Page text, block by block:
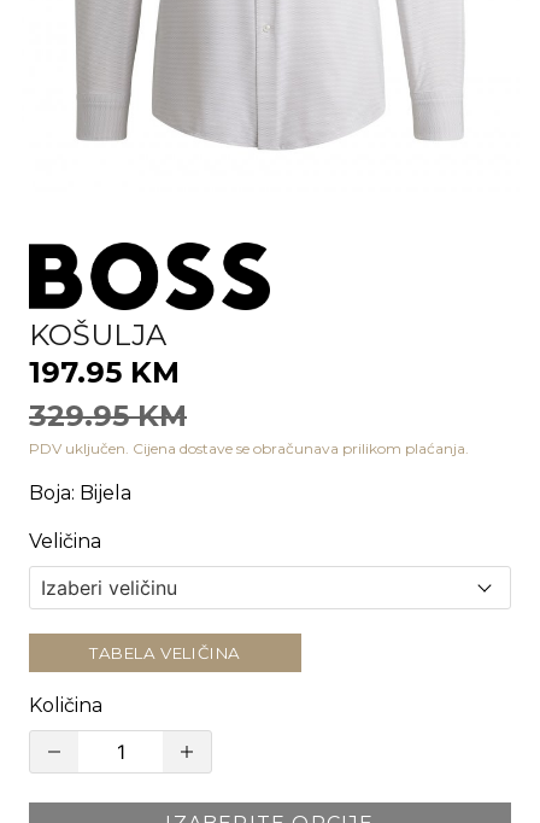
KOŠULJA
197.95 KM
329.95 KM
PDV uključen. Cijena dostave se obračunava prilikom plaćanja.
Boja: Bijela
Veličina
TABELA VELIČINA
Količina